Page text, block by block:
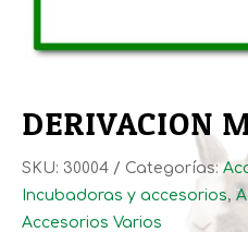
DERIVACION
SKU: 30004 Categorías:
Incubadoras y accesorios,
Accesorios Varios